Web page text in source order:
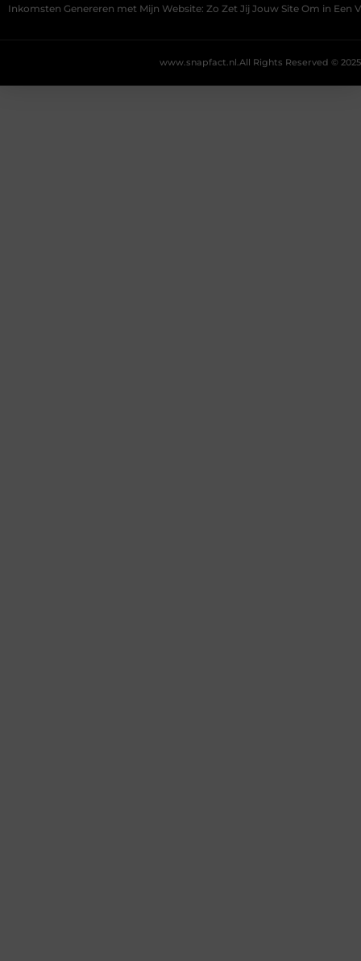
Inkomsten Genereren met Mijn Website: Zo Zet Jij Jouw Site Om in Een
All Rights Reserved © 2025
www.snapfact.nl.